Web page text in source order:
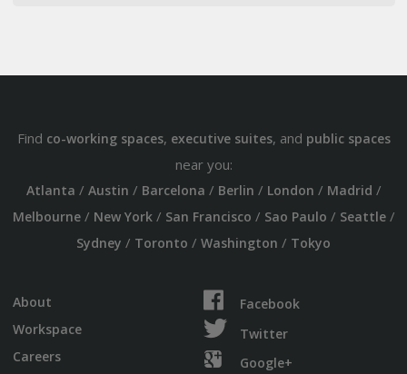
Find co-working spaces, executive suites, and public spaces
near you:
Atlanta / Austin / Barcelona / Berlin / London / Madrid /
Melbourne/ New York/ San Francisco / Sao Paulo / Seattle/
Sydney / Toronto / Washington / Tokyo
About
Workspace
Careers
Facebook
Twitter
Google+